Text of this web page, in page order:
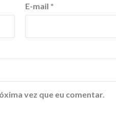
E-mail *
vez que eu comentar.